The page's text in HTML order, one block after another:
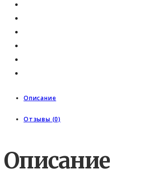
Описание
Отзывы (0)
Описание